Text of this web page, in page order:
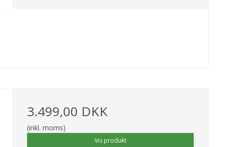
3.499,00 DKK
(inkl. moms)
Vis produkt